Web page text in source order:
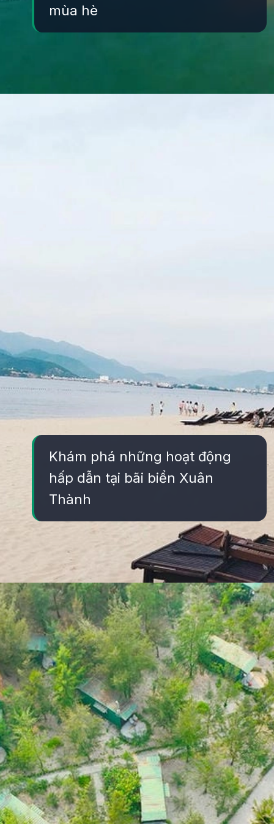
mùa hè
Khám phá những hoạt động
hấp dẫn tại bãi biển Xuân
Thành
Đang mở https://yeukhoahoc.edu.vn/bai-bien-xuan-thanh